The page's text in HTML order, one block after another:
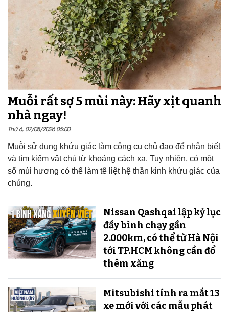
Muỗi rất sợ 5 mùi này: Hãy xịt quanh
nhà ngay!
Thứ 6, 07/08/2026 05:00
Muỗi sử dụng khứu giác làm công cụ chủ đạo để nhận biết
và tìm kiếm vật chủ từ khoảng cách xa. Tuy nhiên, có một
số mùi hương có thể làm tê liệt hệ thần kinh khứu giác của
chúng.
Nissan Qashqai lập kỷ lục
đầy bình chạy gần
2.000km, có thể từ Hà Nội
tới TP.HCM không cần đổ
thêm xăng
Mitsubishi tính ra mắt 13
xe mới với các mẫu phát